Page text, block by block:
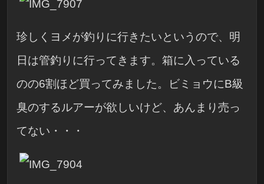
珍しくヨメが釣りに行きたいというので、明
日は管釣りに行ってきます。箱に入っている
のの6割ほど買ってみました。ビミョウにB級
臭のするルアーが欲しいけど、あんまり売っ
てない・・・